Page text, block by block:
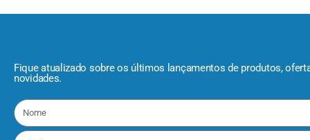
Fique atualizado sobre os últimos lançamentos de produtos,
novidades.